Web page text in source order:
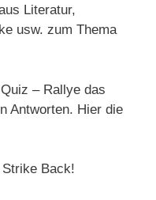
Literatur,
usw. zum Thema
– Rallye das
Antworten. Hier die
Back!